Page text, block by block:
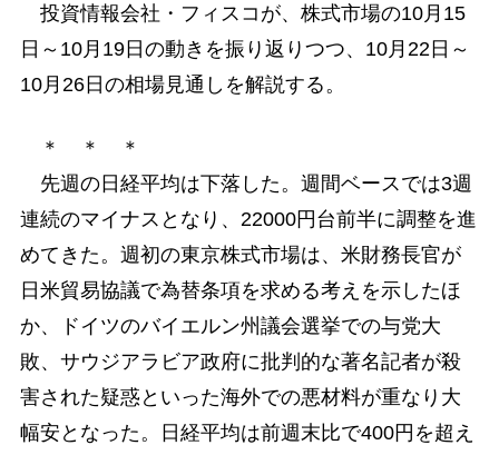
投資情報会社・フィスコが、株式市場の10月15
日～10月19日の動きを振り返りつつ、10月22日～
10月26日の相場見通しを解説する。
＊ ＊ ＊
先週の日経平均は下落した。週間ベースでは3週
連続のマイナスとなり、22000円台前半に調整を進
めてきた。週初の東京株式市場は、米財務長官が
日米貿易協議で為替条項を求める考えを示したほ
か、ドイツのバイエルン州議会選挙での与党大
敗、サウジアラビア政府に批判的な著名記者が殺
害された疑惑といった海外での悪材料が重なり大
幅安となった。日経平均は前週末比で400円を超え